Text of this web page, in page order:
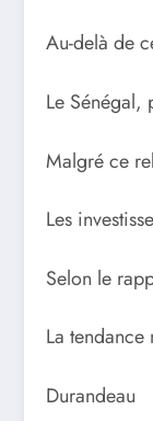
Au-delà de
Le Sénégal,
Malgré ce
Les
Selon le
La
Durandeau